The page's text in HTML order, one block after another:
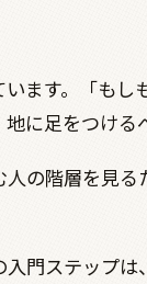
ます。「も
に足をつける
の階層を見
門ステップ